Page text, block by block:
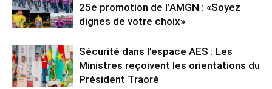
25e promotion de l’AMGN : «Soyez
dignes de votre choix»
Sécurité dans l’espace AES : Les
Ministres reçoivent les orientations du
Président Traoré